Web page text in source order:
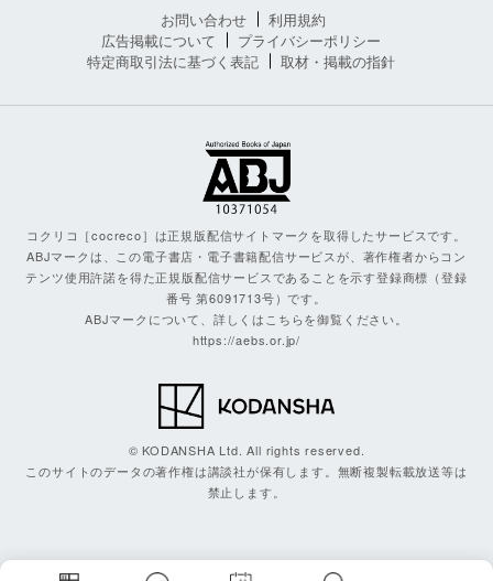
お問い合わせ
利用規約
広告掲載について
プライバシーポリシー
特定商取引法に基づく表記
取材・掲載の指針
コクリコ［cocreco］は正規版配信サイトマークを取得したサービスです。
ABJマークは、この電子書店・電子書籍配信サービスが、著作権者からコン
テンツ使用許諾を得た正規版配信サービスであることを示す登録商標（登録
番号 第6091713号）です。
ABJマークについて、詳しくはこちらを御覧ください。
https://aebs.or.jp/
© KODANSHA Ltd. All rights reserved.
このサイトのデータの著作権は講談社が保有します。無断複製転載放送等は
禁止します。